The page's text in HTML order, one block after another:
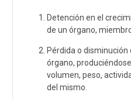
Detención en el
de un órgano,
Pérdida o
órgano,
volumen, peso,
del mismo.